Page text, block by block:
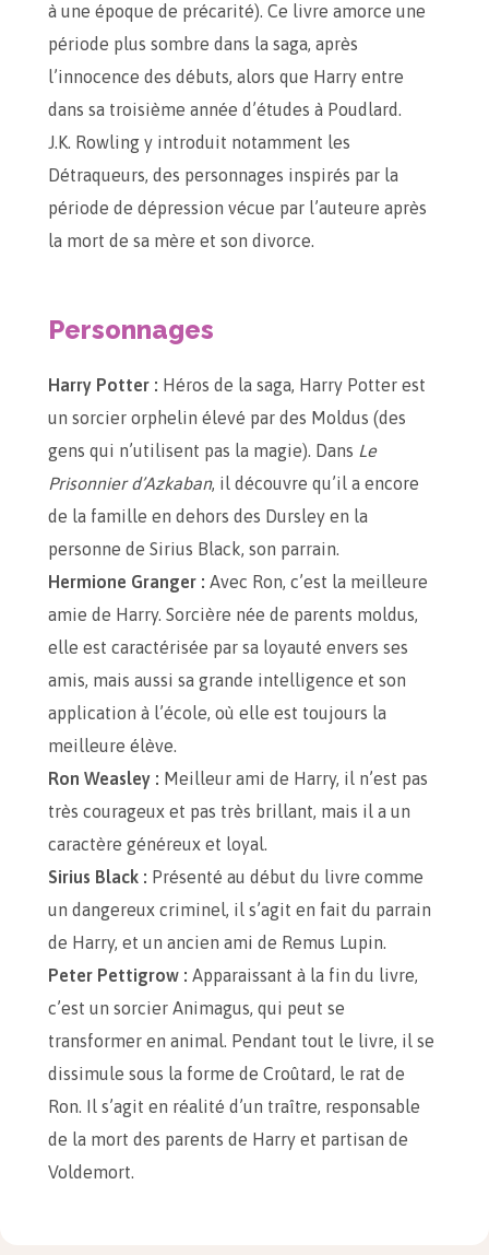
à une époque de précarité). Ce livre amorce une
période plus sombre dans la saga, après
l’innocence des débuts, alors que Harry entre
dans sa troisième année d’études à Poudlard.
J.K. Rowling y introduit notamment les
Détraqueurs, des personnages inspirés par la
période de dépression vécue par l’auteure après
la mort de sa mère et son divorce.
Personnages
Harry Potter : Héros de la saga, Harry Potter est
un sorcier orphelin élevé par des Moldus (des
gens qui n’utilisent pas la magie). Dans Le
Prisonnier d’Azkaban, il découvre qu’il a encore
de la famille en dehors des Dursley en la
personne de Sirius Black, son parrain.
Hermione Granger : Avec Ron, c’est la meilleure
amie de Harry. Sorcière née de parents moldus,
elle est caractérisée par sa loyauté envers ses
amis, mais aussi sa grande intelligence et son
application à l’école, où elle est toujours la
meilleure élève.
Ron Weasley : Meilleur ami de Harry, il n’est pas
très courageux et pas très brillant, mais il a un
caractère généreux et loyal.
Sirius Black : Présenté au début du livre comme
un dangereux criminel, il s’agit en fait du parrain
de Harry, et un ancien ami de Remus Lupin.
Peter Pettigrow : Apparaissant à la fin du livre,
c’est un sorcier Animagus, qui peut se
transformer en animal. Pendant tout le livre, il se
dissimule sous la forme de Croûtard, le rat de
Ron. Il s’agit en réalité d’un traître, responsable
de la mort des parents de Harry et partisan de
Voldemort.